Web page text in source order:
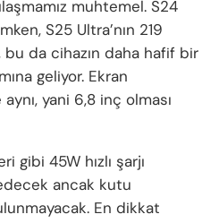
muhtemel. S24
S25 Ultra’nın 219
bu da cihazın daha hafif bir
geliyor. Ekran
yani 6,8 inç olması
gibi 45W hızlı şarjı
ancak kutu
En dikkat